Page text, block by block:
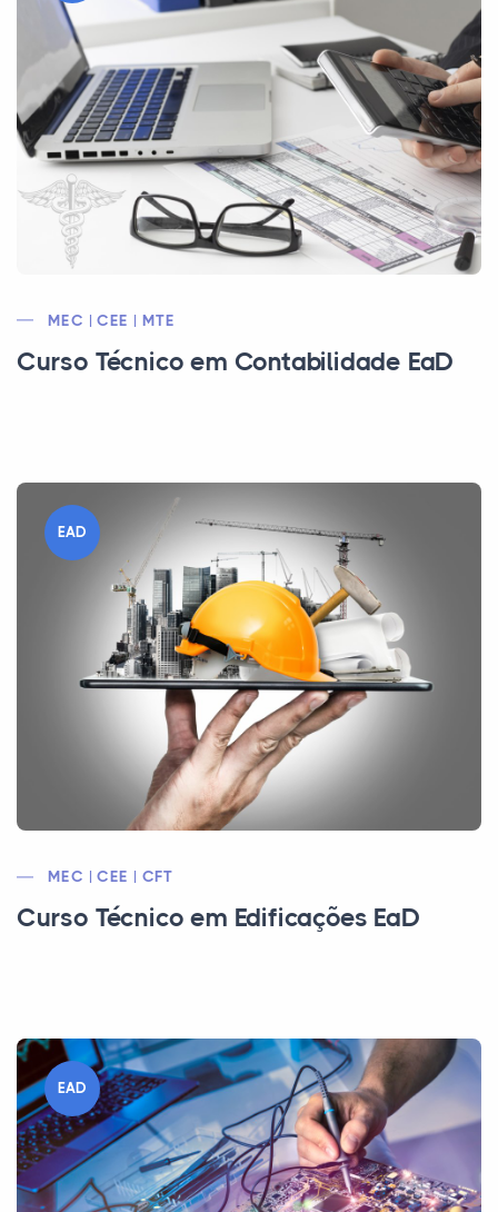
MEC | CEE | MTE
Curso Técnico em Contabilidade EaD
EAD
MEC | CEE | CFT
Curso Técnico em Edificações EaD
EAD